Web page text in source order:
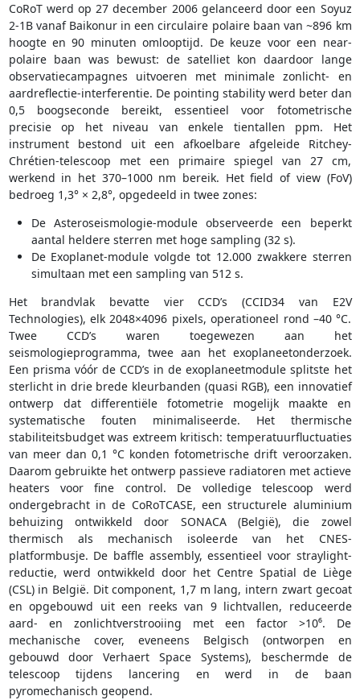
CoRoT werd op 27 december 2006 gelanceerd door een Soyuz
2-1B vanaf Baikonur in een circulaire polaire baan van ~896 km
hoogte en 90 minuten omlooptijd. De keuze voor een near-
polaire baan was bewust: de satelliet kon daardoor lange
observatiecampagnes uitvoeren met minimale zonlicht- en
aardreflectie-interferentie. De pointing stability werd beter dan
0,5 boogseconde bereikt, essentieel voor fotometrische
precisie op het niveau van enkele tientallen ppm. Het
instrument bestond uit een afkoelbare afgeleide Ritchey-
Chrétien-telescoop met een primaire spiegel van 27 cm,
werkend in het 370–1000 nm bereik. Het field of view (FoV)
bedroeg 1,3° × 2,8°, opgedeeld in twee zones:
De Asteroseismologie-module observeerde een beperkt
aantal heldere sterren met hoge sampling (32 s).
De Exoplanet-module volgde tot 12.000 zwakkere sterren
simultaan met een sampling van 512 s.
Het brandvlak bevatte vier CCD’s (CCID34 van E2V
Technologies), elk 2048×4096 pixels, operationeel rond –40 °C.
Twee CCD’s waren toegewezen aan het
seismologieprogramma, twee aan het exoplaneetonderzoek.
Een prisma vóór de CCD’s in de exoplaneetmodule splitste het
sterlicht in drie brede kleurbanden (quasi RGB), een innovatief
ontwerp dat differentiële fotometrie mogelijk maakte en
systematische fouten minimaliseerde. Het thermische
stabiliteitsbudget was extreem kritisch: temperatuurfluctuaties
van meer dan 0,1 °C konden fotometrische drift veroorzaken.
Daarom gebruikte het ontwerp passieve radiatoren met actieve
heaters voor fine control. De volledige telescoop werd
ondergebracht in de CoRoTCASE, een structurele aluminium
behuizing ontwikkeld door SONACA (België), die zowel
thermisch als mechanisch isoleerde van het CNES-
platformbusje. De baffle assembly, essentieel voor straylight-
reductie, werd ontwikkeld door het Centre Spatial de Liège
(CSL) in België. Dit component, 1,7 m lang, intern zwart gecoat
en opgebouwd uit een reeks van 9 lichtvallen, reduceerde
aard- en zonlichtverstrooiing met een factor >10⁶. De
mechanische cover, eveneens Belgisch (ontworpen en
gebouwd door Verhaert Space Systems), beschermde de
telescoop tijdens lancering en werd in de baan
pyromechanisch geopend.